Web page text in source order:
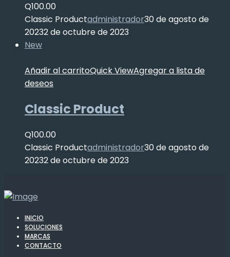
Q100.00
Classic Productadministrador30 de agosto de
20232 de octubre de 2023
New
Añadir al carritoQuick ViewAgregar a lista de
deseos
Classic Product
Q100.00
Classic Productadministrador30 de agosto de
20232 de octubre de 2023
INICIO
SOLUCIONES
MARCAS
CONTACTO